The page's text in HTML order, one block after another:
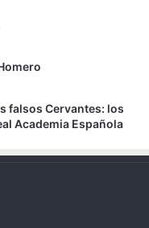
falsos Cervantes: los
Academia Española